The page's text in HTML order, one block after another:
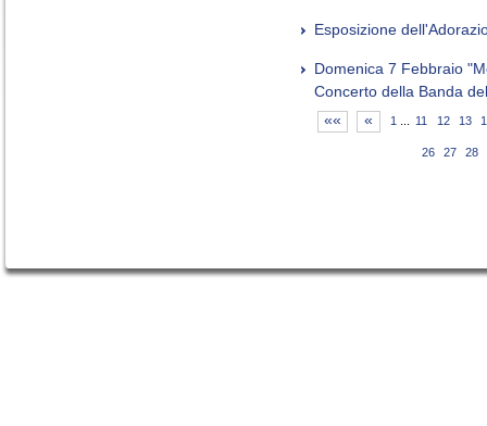
Esposizione
Domenica 7 Febbraio
Concerto della Banda
«« « 1 11 12 13
26 27 28